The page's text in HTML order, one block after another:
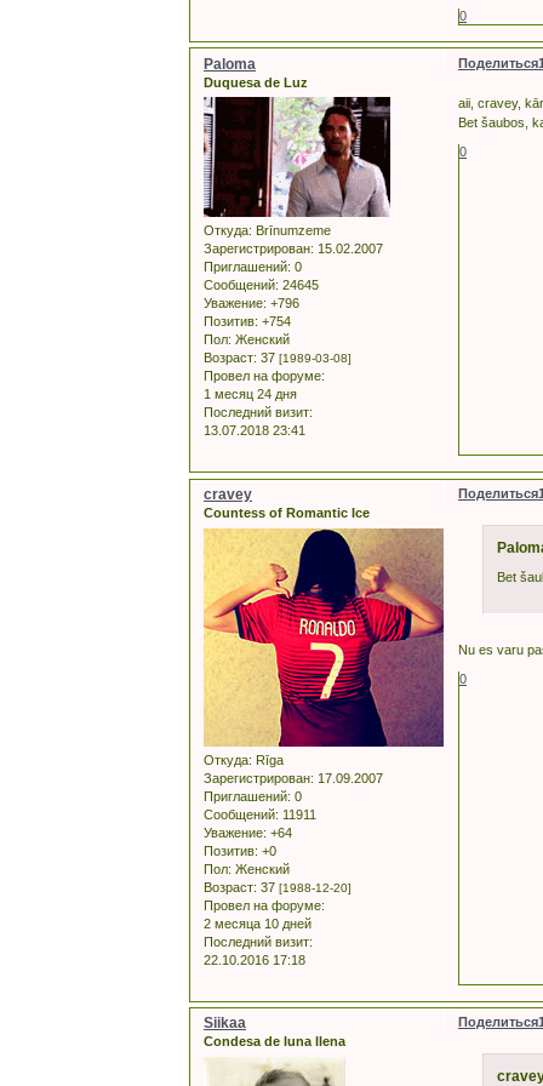
0
Поделиться
Paloma
Duquesa de Luz
Откуда: Brīnumzeme
Зарегистрирован: 15.02.2007
Приглашений: 0
Сообщений: 24645
Уважение: +796
Позитив: +754
Пол: Женский
Возраст: 37 [1989-03-08]
Провел на форуме:
1 месяц 24 дня
Последний визит:
13.07.2018 23:41
aii, cravey,
Bet šaubos,
0
Поделиться
cravey
Countess of Romantic Ice
Откуда: Rīga
Зарегистрирован: 17.09.2007
Приглашений: 0
Сообщений: 11911
Уважение: +64
Позитив: +0
Пол: Женский
Возраст: 37 [1988-12-20]
Провел на форуме:
2 месяца 10 дней
Последний визит:
22.10.2016 17:18
Bet
Nu es varu
0
Поделиться
Siikaa
Condesa de luna llena